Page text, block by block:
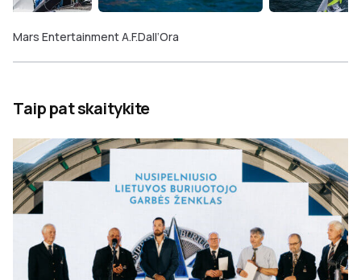
Mars Entertainment A.F.Dall‘Ora
Taip pat skaitykite